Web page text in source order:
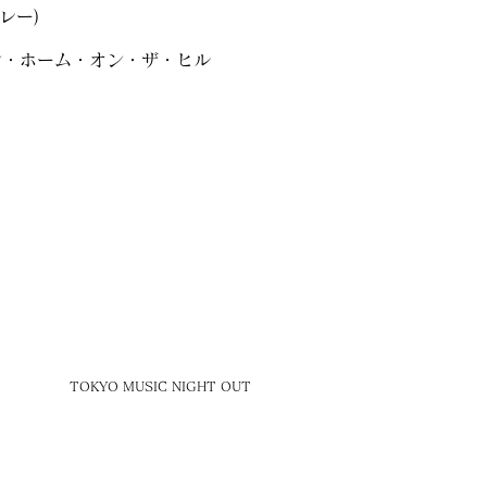
ー)
ーム・オン・ザ・ヒル
TOKYO MUSIC NIGHT OUT